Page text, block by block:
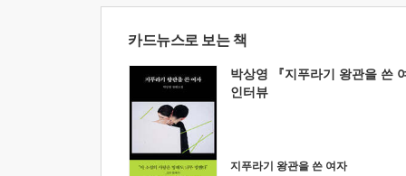
카드뉴스로 보는 책
박상영 『지푸라기 왕관을 쓴
인터뷰
지푸라기 왕관을 쓴 여자